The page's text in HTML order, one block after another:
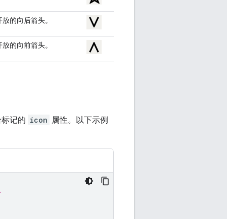
的向后箭头。
的向前箭头。
记的 icon 属性。以下示例